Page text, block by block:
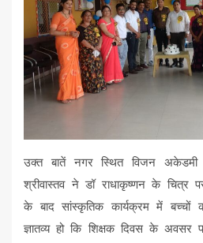
उक्त बातें नगर स्थित विजन अकेडमी
श्रीवास्तव ने डॉ राधाकृष्णन के चित्र
के बाद सांस्कृतिक कार्यक्रम में बच्चों
ज्ञातव्य हो कि शिक्षक दिवस के अवसर